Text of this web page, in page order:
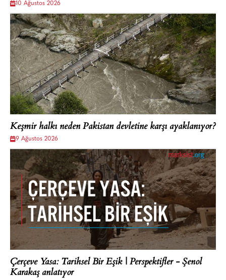
10 Ağustos 2026
Keşmir halkı neden Pakistan devletine karşı ayaklanıyor?
9 Ağustos 2026
Çerçeve Yasa: Tarihsel Bir Eşik | Perspektifler - Şenol
Karakaş anlatıyor